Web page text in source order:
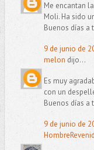
Me encantan
Moli. Ha sido
Buenos días a
9 de junio de
melon dijo...
Es muy
con un
Buenos días a
9 de junio de